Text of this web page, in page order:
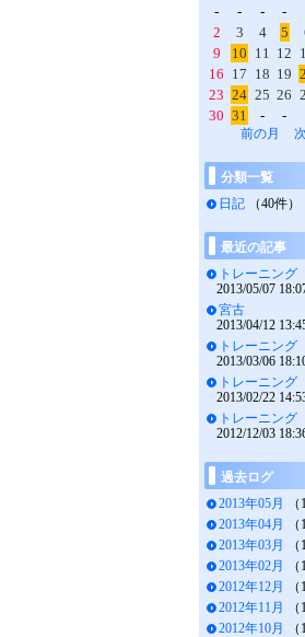
-
- - -
2
3 4 5
9
10 11 12
16 17 18 19
23 24 25 26
30 31 - -
前の月
分類一覧
日記 （40件）
最近の記事
トレーニング
2013/05/07
宮古
2013/04/12
トレーニング
2013/03/06
トレーニング
2013/02/22
トレーニング
2012/12/03
過去ログ
2013年05月
（
2013年04月
（
2013年03月
（
2013年02月
（
2012年12月
（
2012年11月
（
2012年10月
（